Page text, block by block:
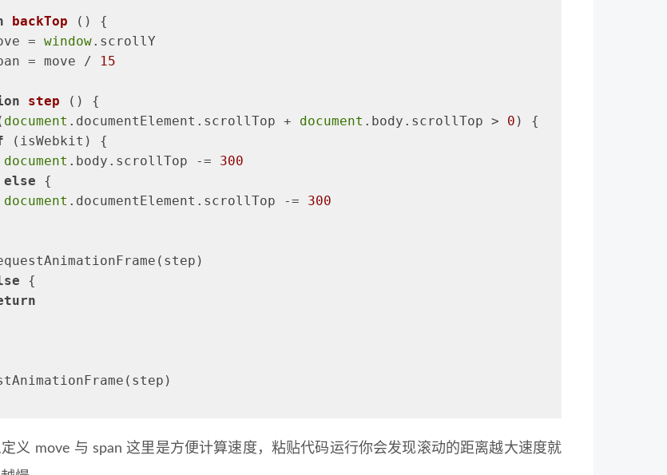
backTop ( ) {
= window.scrollY
= move / 15
step ( ) {
document .documentElement.scrollTop + document .body.scrollTop > 0 ) {
(isWebkit) {
document .body.scrollTop -= 300
else {
document .documentElement.scrollTop -= 300
{
义 move 与 span 这里是方便计算速度，粘贴代码运行你会发现滚动的距离越大速度就